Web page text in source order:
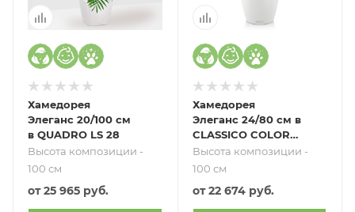
Хамедорея
Элеганс 20/100 см
в QUADRO LS 28
Высота композиции -
100 см
от25 965 руб.
Хамедорея
Элеганс 24/80 см в
CLASSICO COLOR
28
Высота композиции -
100 см
от22 674 руб.